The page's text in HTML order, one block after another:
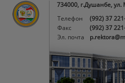
734000, г.Душанбе, ул.
Телефон
(992) 37
Факс
(992) 37
Эл. почта